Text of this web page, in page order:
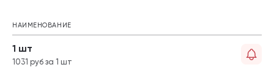
НАИМЕНОВАНИЕ
1 шт
1031 руб за 1 шт